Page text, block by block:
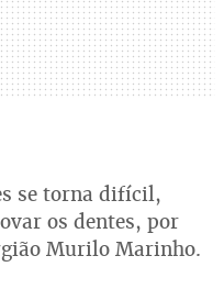
se torna difícil,
os dentes, por
Murilo Marinho.